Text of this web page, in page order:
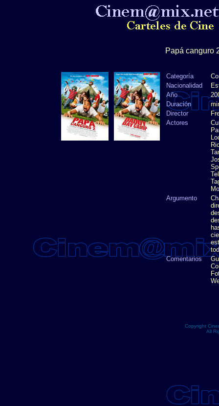
Papá canguro
Categoría
Nacionalidad
Año
Duración
Director
Actores
Argumento
Comentarios
Copyright
All